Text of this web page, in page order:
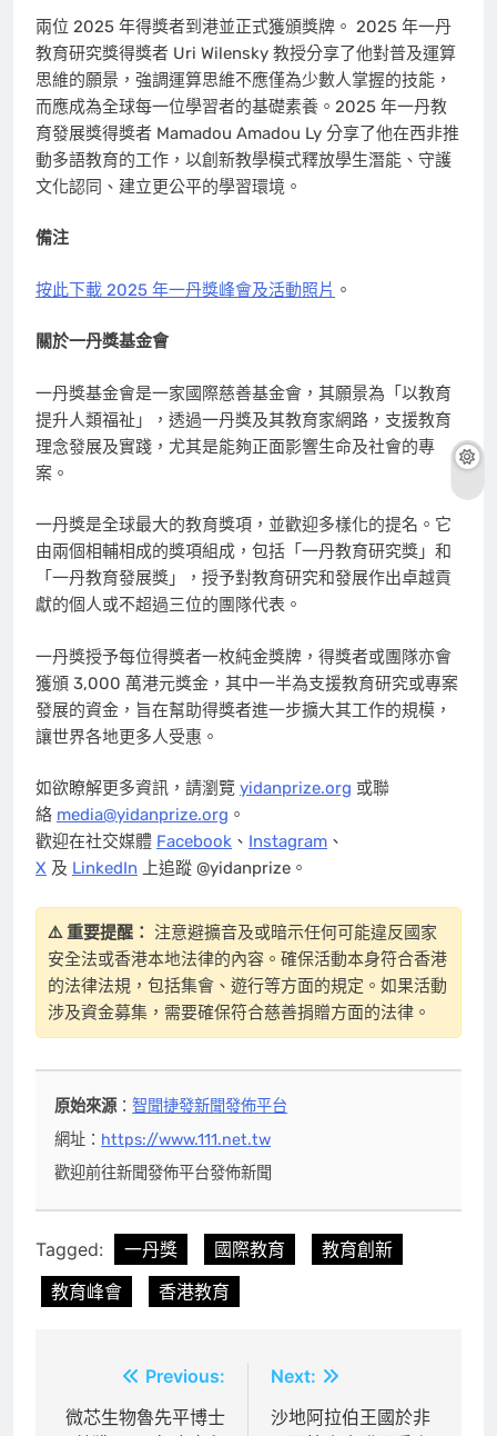
兩位 2025 年得獎者到港並正式獲頒獎牌。 2025 年一丹
教育研究獎得獎者 Uri Wilensky 教授分享了他對普及運算
思維的願景，強調運算思維不應僅為少數人掌握的技能，
而應成為全球每一位學習者的基礎素養。2025 年一丹教
育發展獎得獎者 Mamadou Amadou Ly 分享了他在西非推
動多語教育的工作，以創新教學模式釋放學生潛能、守護
文化認同、建立更公平的學習環境。
備注
按此下載 2025 年一丹獎峰會及活動照片 。
關於一丹獎基金會
一丹獎基金會是一家國際慈善基金會，其願景為「以教育
提升人類福祉」，透過一丹獎及其教育家網路，支援教育
理念發展及實踐，尤其是能夠正面影響生命及社會的專
案。
一丹獎是全球最大的教育獎項，並歡迎多樣化的提名。它
由兩個相輔相成的獎項組成，包括「一丹教育研究獎」和
「一丹教育發展獎」，授予對教育研究和發展作出卓越貢
獻的個人或不超過三位的團隊代表。
一丹獎授予每位得獎者一枚純金獎牌，得獎者或團隊亦會
獲頒 3,000 萬港元獎金，其中一半為支援教育研究或專案
發展的資金，旨在幫助得獎者進一步擴大其工作的規模，
讓世界各地更多人受惠。
如欲瞭解更多資訊，請瀏覽 yidanprize.org 或聯
絡 media@yidanprize.org 。
歡迎在社交媒體 Facebook 、 Instagram 、
X 及 LinkedIn 上追蹤 @yidanprize。
⚠️ 重要提醒： 注意避擴音及或暗示任何可能違反國家
安全法或香港本地法律的內容。確保活動本身符合香港
的法律法規，包括集會、遊行等方面的規定。如果活動
涉及資金募集，需要確保符合慈善捐贈方面的法律。
原始來源：智聞捷發新聞發佈平台
網址： https://www.111.net.tw
歡迎前往新聞發佈平台發佈新聞
Tagged: 一丹獎 國際教育
教育創新
教育峰會
香港教育
章
Previous:
微芯生物魯先平博士
Next:
沙地阿拉伯王國於非